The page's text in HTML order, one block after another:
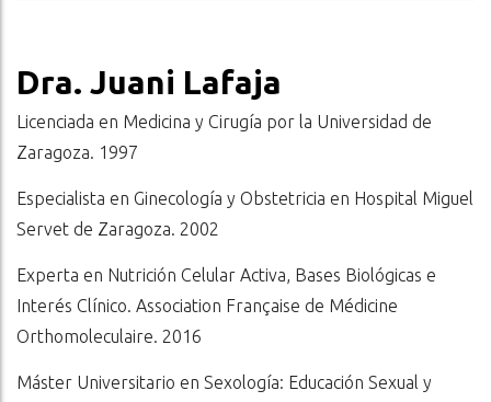
Dra. Juani Lafaja
Licenciada en Medicina y Cirugía por la Universidad de
Zaragoza. 1997
Especialista en Ginecología y Obstetricia en Hospital Miguel
Servet de Zaragoza. 2002
Experta en Nutrición Celular Activa, Bases Biológicas e
Interés Clínico. Association Française de Médicine
Orthomoleculaire. 2016
Máster Universitario en Sexología: Educación Sexual y